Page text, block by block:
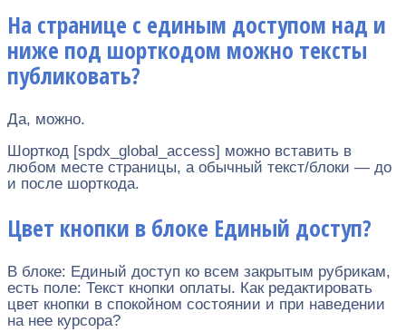
На странице с единым доступом над и
ниже под шорткодом можно тексты
публиковать?
Да, можно.
Шорткод [spdx_global_access] можно вставить в
любом месте страницы, а обычный текст/блоки — до
и после шорткода.
Цвет кнопки в блоке Единый доступ?
В блоке: Единый доступ ко всем закрытым рубрикам,
есть поле: Текст кнопки оплаты. Как редактировать
цвет кнопки в спокойном состоянии и при наведении
на нее курсора?